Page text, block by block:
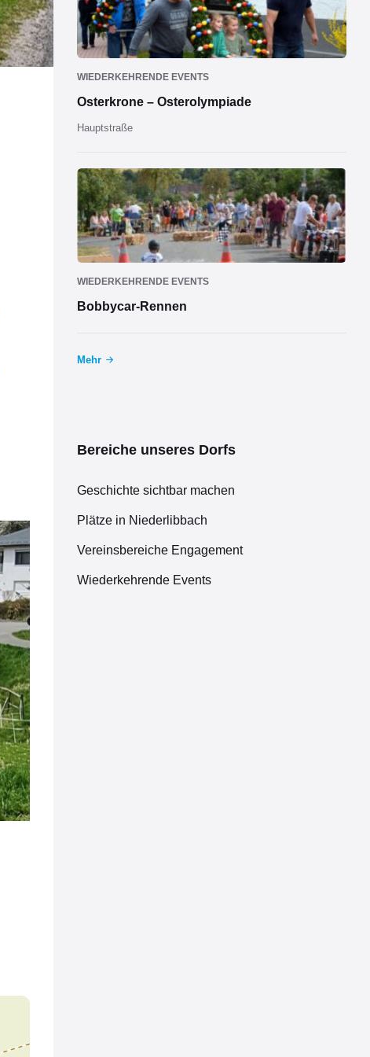
WIEDERKEHRENDE EVENTS
Osterkrone – Osterolympiade
Hauptstraße
WIEDERKEHRENDE EVENTS
Bobbycar-Rennen
Mehr
Bereiche unseres Dorfs
Geschichte sichtbar machen
Plätze in Niederlibbach
Vereinsbereiche Engagement
Wiederkehrende Events